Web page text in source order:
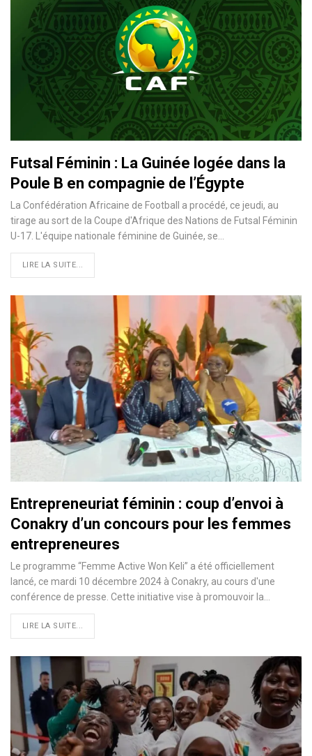
Futsal Féminin : La Guinée logée dans la
Poule B en compagnie de l’Égypte
La Confédération Africaine de Football a procédé, ce jeudi, au
tirage au sort de la Coupe d'Afrique des Nations de Futsal Féminin
U-17. L'équipe nationale féminine de Guinée, se…
LIRE LA SUITE...
Entrepreneuriat féminin : coup d’envoi à
Conakry d’un concours pour les femmes
entrepreneures
Le programme “Femme Active Won Keli” a été officiellement
lancé, ce mardi 10 décembre 2024 à Conakry, au cours d'une
conférence de presse. Cette initiative vise à promouvoir la…
LIRE LA SUITE...